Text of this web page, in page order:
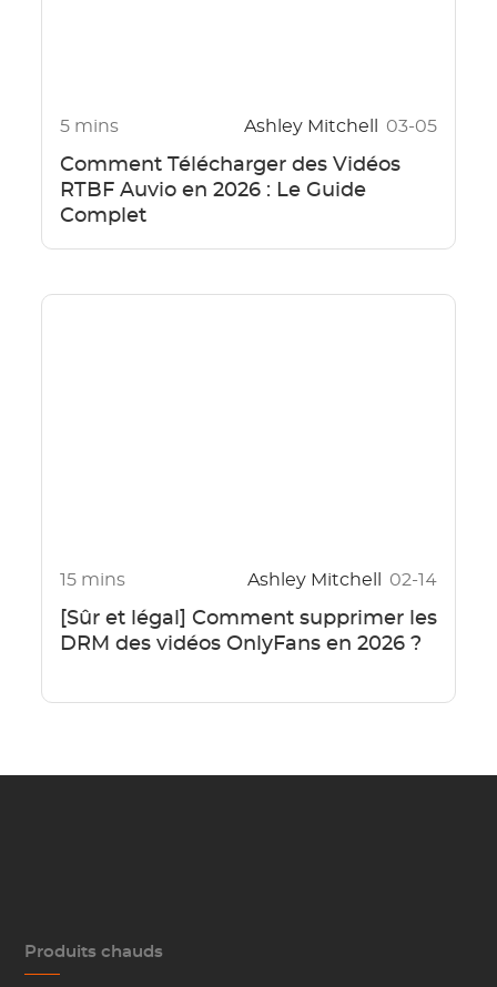
5 mins Ashley Mitchell 03-05
Comment Télécharger des Vidéos
RTBF Auvio en 2026 : Le Guide
Complet
15 mins Ashley Mitchell 02-14
[Sûr et légal] Comment supprimer les
DRM des vidéos OnlyFans en 2026 ?
Produits chauds